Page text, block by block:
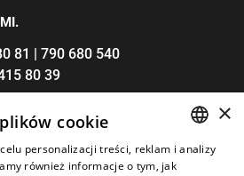
81 | 790 680 540
80 39
×
cookie
personalizacji treści, reklam i analizy
również informacje o tym, jak